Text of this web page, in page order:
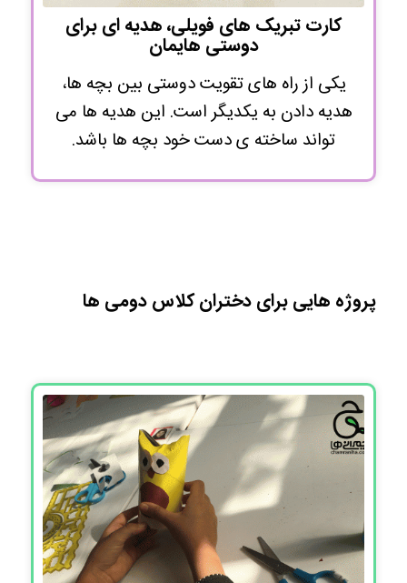
کارت تبریک های فویلی، هدیه ای برای
دوستی هایمان
یکی از راه های تقویت دوستی بین بچه ها،
هدیه دادن به یکدیگر است. این هدیه ها می
تواند ساخته ی دست خود بچه ها باشد.
پروژه هایی برای دختران کلاس دومی ها